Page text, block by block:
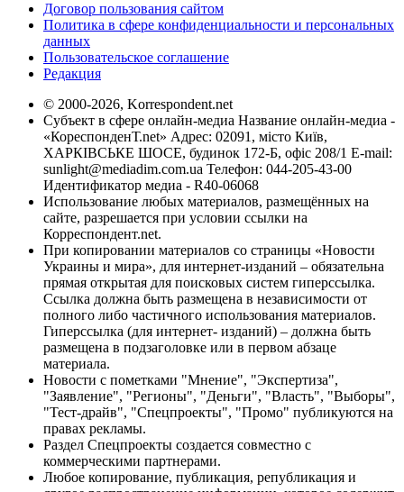
Договор пользования сайтом
Политика в сфере конфиденциальности и персональных
данных
Пользовательское соглашение
Редакция
© 2000-2026, Korrespondent.net
Субъект в сфере онлайн-медиа Название онлайн-медиа -
«КореспонденТ.net» Адрес: 02091, місто Київ,
ХАРКІВСЬКЕ ШОСЕ, будинок 172-Б, офіс 208/1 E-mail:
sunlight@mediadim.com.ua Телефон: 044-205-43-00
Идентификатор медиа - R40-06068
Использование любых материалов, размещённых на
сайте, разрешается при условии ссылки на
Корреспондент.net.
При копировании материалов со страницы «Новости
Украины и мира», для интернет-изданий – обязательна
прямая открытая для поисковых систем гиперссылка.
Ссылка должна быть размещена в независимости от
полного либо частичного использования материалов.
Гиперссылка (для интернет- изданий) – должна быть
размещена в подзаголовке или в первом абзаце
материала.
Новости с пометками "Мнение", "Экспертиза",
"Заявление", "Регионы", "Деньги", "Власть", "Выборы",
"Тест-драйв", "Спецпроекты", "Промо" публикуются на
правах рекламы.
Раздел Спецпроекты создается совместно с
коммерческими партнерами.
Любое копирование, публикация, републикация и